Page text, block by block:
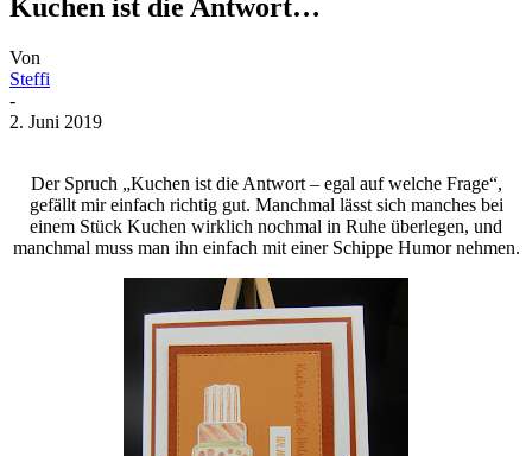
Kuchen ist die Antwort…
Von
Steffi
-
2. Juni 2019
Der Spruch „Kuchen ist die Antwort – egal auf welche Frage“,
gefällt mir einfach richtig gut. Manchmal lässt sich manches bei
einem Stück Kuchen wirklich nochmal in Ruhe überlegen, und
manchmal muss man ihn einfach mit einer Schippe Humor nehmen.